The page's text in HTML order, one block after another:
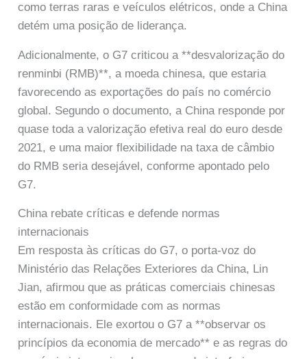
como terras raras e veículos elétricos, onde a China
detém uma posição de liderança.
Adicionalmente, o G7 criticou a **desvalorização do
renminbi (RMB)**, a moeda chinesa, que estaria
favorecendo as exportações do país no comércio
global. Segundo o documento, a China responde por
quase toda a valorização efetiva real do euro desde
2021, e uma maior flexibilidade na taxa de câmbio
do RMB seria desejável, conforme apontado pelo
G7.
China rebate críticas e defende normas
internacionais
Em resposta às críticas do G7, o porta-voz do
Ministério das Relações Exteriores da China, Lin
Jian, afirmou que as práticas comerciais chinesas
estão em conformidade com as normas
internacionais. Ele exortou o G7 a **observar os
princípios da economia de mercado** e as regras do